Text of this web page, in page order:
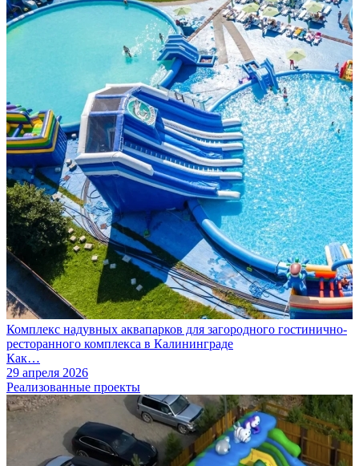
Комплекс надувных аквапарков для загородного гостинично-
ресторанного комплекса в Калининграде
Как…
29 апреля 2026
Реализованные проекты